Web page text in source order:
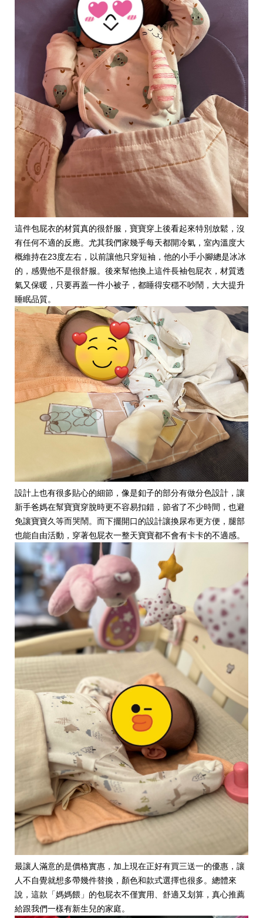
這件包屁衣的材質真的很舒服，寶寶穿上後看起來特別放鬆，沒
有任何不適的反應。尤其我們家幾乎每天都開冷氣，室內溫度大
概維持在23度左右，以前讓他只穿短袖，他的小手小腳總是冰冰
的，感覺他不是很舒服。後來幫他換上這件長袖包屁衣，材質透
氣又保暖，只要再蓋一件小被子，都睡得安穩不吵鬧，大大提升
睡眠品質。
設計上也有很多貼心的細節，像是釦子的部分有做分色設計，讓
新手爸媽在幫寶寶穿脫時更不容易扣錯，節省了不少時間，也避
免讓寶寶久等而哭鬧。而下擺開口的設計讓換尿布更方便，腿部
也能自由活動，穿著包屁衣一整天寶寶都不會有卡卡的不適感。
最讓人滿意的是價格實惠，加上現在正好有買三送一的優惠，讓
人不自覺就想多帶幾件替換，顏色和款式選擇也很多。總體來
說，這款「媽媽餵」的包屁衣不僅實用、舒適又划算，真心推薦
給跟我們一樣有新生兒的家庭。